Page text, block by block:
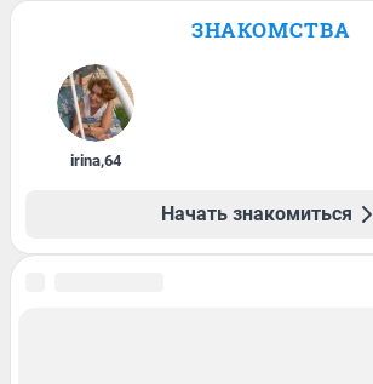
ЗНАКОМСТВА
irina,64
Начать знакомиться